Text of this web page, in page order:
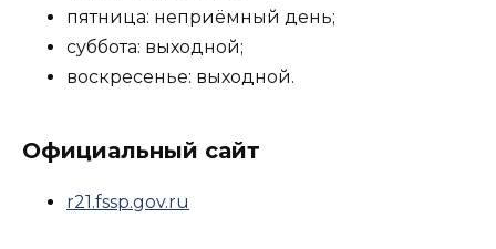
пятница: неприёмный день;
суббота: выходной;
воскресенье: выходной.
Официальный сайт
r21.fssp.gov.ru